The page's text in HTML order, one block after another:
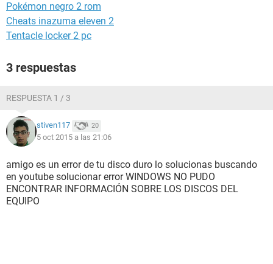
Pokémon negro 2 rom
Cheats inazuma eleven 2
Tentacle locker 2 pc
3 respuestas
RESPUESTA 1 / 3
stiven117 20
5 oct 2015 a las 21:06
amigo es un error de tu disco duro lo solucionas buscando
en youtube solucionar error WINDOWS NO PUDO
ENCONTRAR INFORMACIÓN SOBRE LOS DISCOS DEL
EQUIPO